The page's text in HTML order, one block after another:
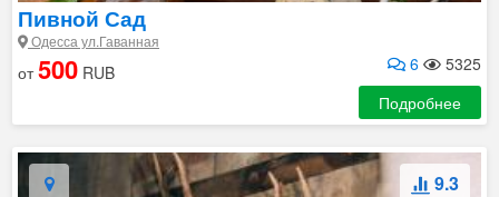
Пивной Сад
Одесса ул.Гаванная
6 5325
от500 RUB
Подробнее
9.3